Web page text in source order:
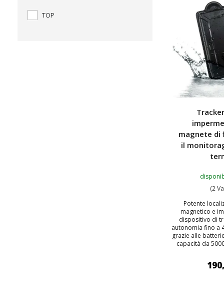
magnete di
il
(2
Potente
magnetico e
dispositivo di
autonomia fino a
grazie alle
capacità da
TOP